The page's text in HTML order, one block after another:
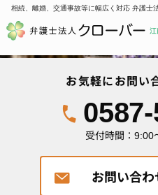
相続、離婚、交通事故等に幅広く対応 弁護士
お気軽にお問い
受付時間：9:00
お問い合